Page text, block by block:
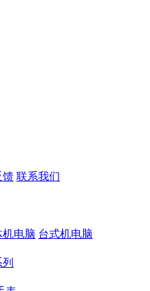
馈 联系我们
机电脑 台式机电脑